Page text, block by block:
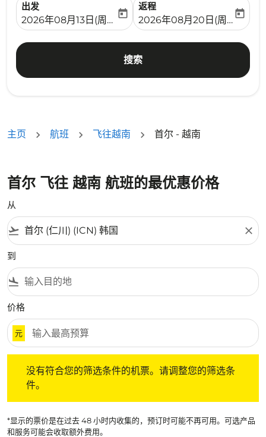
出发
fc-booking-departure-date-aria-label
2026年08月13日(周四)
today
返程
fc-booking-return-date-
2026年08月20日(周四)
today
搜索
主页 航班 飞往越南 首尔 - 越南
首尔 飞往 越南 航班的最优惠价格
从
flight_takeoff close
到
flight_land
价格
元
没有符合您的筛选条件的机票。请调整您的筛选条
件。
*显示的票价是在过去 48 小时内收集的，预订时可能不再可用。可选产品
和服务可能会收取额外费用。